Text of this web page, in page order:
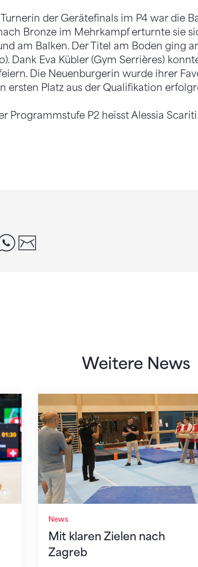
der Gerätefinals im P4 war die
Bronze im Mehrkampf erturnte sie
am Balken. Der Titel am Boden ging
Dank Eva Kübler (Gym Serrières)
Die Neuenburgerin wurde ihrer
ersten Platz aus der Qualifikation
Programmstufe P2 heisst Alessia Scariti
whatsapp
Weitere News
News
Mit klaren Zielen nach
Zagreb
Mit klaren Zielen nach Zagreb